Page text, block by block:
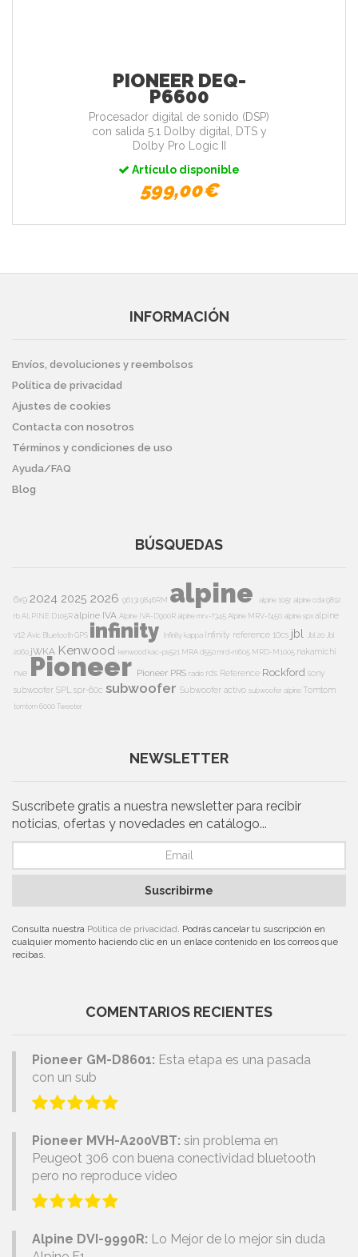
PIONEER DEQ-
P6600
Procesador digital de sonido (DSP)
con salida 5.1 Dolby digital, DTS y
Dolby Pro Logic II
Artículo disponible
599,00€
INFORMACIÓN
Envíos, devoluciones y reembolsos
Política de privacidad
Ajustes de cookies
Contacta con nosotros
Términos y condiciones de uso
Ayuda/FAQ
Blog
BÚSQUEDAS
6x9 2024 2025 2026 9613i9846RM alpine alpine 105r alpine cda 9812
rbALPINE D105Ralpine IVA Alpine IVA-D900Ralpine mrv-f345Alpine MRV-f450alpine spxalpine
v12 Avic BluetoothGPS infinity Infinity kappa Infinity reference 10cs jbl Jbl 20 Jbl
2060 jWKA Kenwood kenwood kac-ps521 MRA d550mrd-m605 MRD-M1005 nakamichi
nve Pioneer Pioneer PRS radio rds Reference Rockford sony
subwoofer SPL spr-60c subwoofer Subwoofer activo subwoofer alpine Tomtom
tomtom 6000Tweeter
NEWSLETTER
Suscríbete gratis a nuestra newsletter para recibir
noticias, ofertas y novedades en catálogo...
Suscribirme
Consulta nuestra Política de privacidad. Podrás cancelar tu suscripción en
cualquier momento haciendo clic en un enlace contenido en los correos que
recibas.
COMENTARIOS RECIENTES
Pioneer GM-D8601: Esta etapa es una pasada
con un sub
Pioneer MVH-A200VBT: sin problema en
Peugeot 306 con buena conectividad bluetooth
pero no reproduce video
Alpine DVI-9990R: Lo Mejor de lo mejor sin duda